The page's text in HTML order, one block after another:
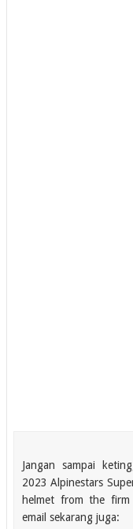
Jangan sampai
2023 Alpinestars
helmet from the firm
email sekarang juga: